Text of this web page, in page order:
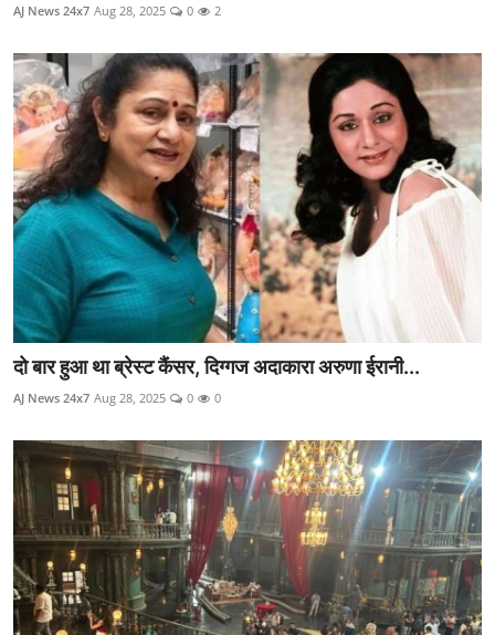
AJ News 24x7 Aug 28, 2025 0 2
दो बार हुआ था ब्रेस्ट कैंसर, दिग्गज अदाकारा अरुणा ईरानी...
AJ News 24x7 Aug 28, 2025 0 0